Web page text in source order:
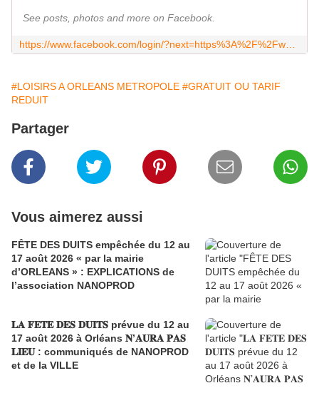
See posts, photos and more on Facebook.
#LOISIRS A ORLEANS METROPOLE #GRATUIT OU TARIF
REDUIT
Partager
Vous aimerez aussi
FÊTE DES DUITS empêchée du 12 au
17 août 2026 « par la mairie
d’ORLEANS » : EXPLICATIONS de
l’association NANOPROD
𝐋𝐀 𝐅𝐄𝐓𝐄 𝐃𝐄𝐒 𝐃𝐔𝐈𝐓𝐒 prévue du 12 au
17 août 2026 à Orléans 𝐍’𝐀𝐔𝐑𝐀 𝐏𝐀𝐒
𝐋𝐈𝐄𝐔 : communiqués de NANOPROD
et de la VILLE